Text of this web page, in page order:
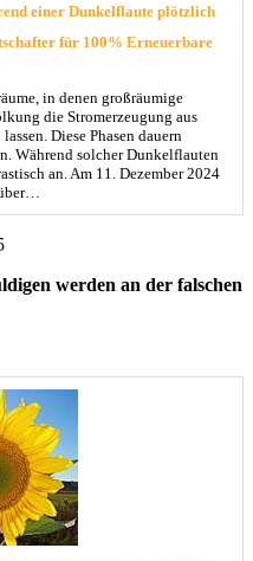
einer Dunkelflaute plötzlich
für 100% Erneuerbare
in denen großräumige
die Stromerzeugung aus
Diese Phasen dauern
Während solcher Dunkelflauten
an. Am 11. Dezember 2024
werden an der falschen